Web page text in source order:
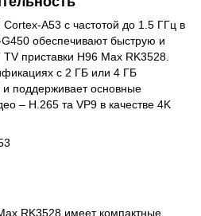
A53 с частотой до 1.5 ГГц в
обеспечивают быструю и
приставки H96 Max RK3528.
с 2 ГБ или 4 ГБ
поддерживает основные
– H.265 та VP9 в качестве 4K
RK3528 имеет компактные